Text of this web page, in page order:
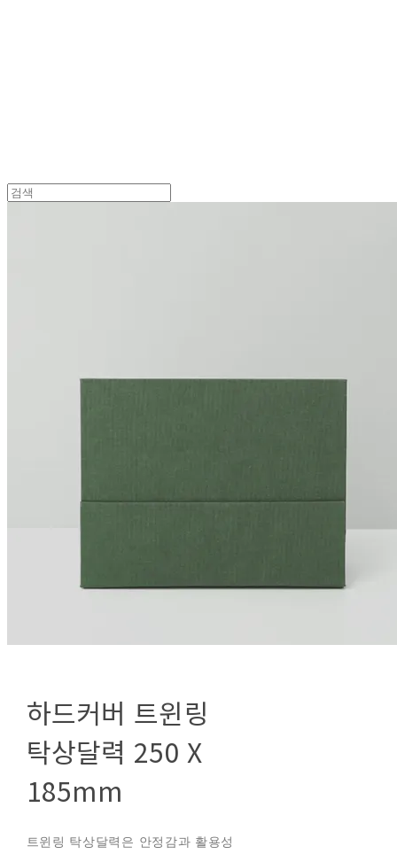
하드커버 트윈링
탁상달력 250 X
185mm
트윈링 탁상달력은 안정감과 활용성